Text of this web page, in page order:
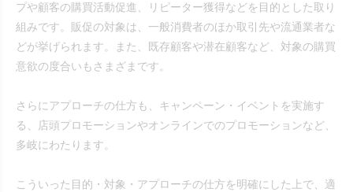
プや顧客の購買活動促進、リピーター獲得などを目的とした取り
組みです。販促の対象は、一般消費者のほか取引先や流通業者な
どが挙げられます。また、既存顧客や潜在顧客など、対象の購買
意欲の度合いもさまざまです。
さらにアプローチの仕方も、キャンペーン・イベントを実施す
る、店頭プロモーションやオンラインでのプロモーションなど、
多岐にわたります。
こういった目的・対象・アプローチの仕方を明確にした上で、適